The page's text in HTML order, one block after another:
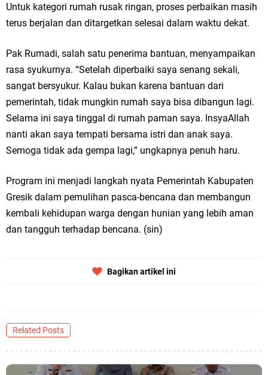
Aspirasi Petani dan Warga
Hari Jadi Pertama PHIGMA: Advokat dan LBH Perkuat Soliditas di
Jakarta
Pemdes Cibanteng Salurkan PMT: Cegah Stunting, Perkuat Gizi Balita
dan Ibu Hamil Narasi
Zakat Produktif Dorong Kemandirian UMKM, LAZISNU Kedamean Bantu
Kembangkan Warung Bu Wiwik
Karang Taruna Gresik Perkuat Ekonomi Lewat Pemanfaatan Gedung C
Islamic Center
Jajanan Jadul di Ecopark Randuagung
Qurban dari Bupati & Kepala DPMPTSP Gresik
Untuk kategori rumah rusak ringan, proses perbaikan masih
terus berjalan dan ditargetkan selesai dalam waktu dekat.
Pak Rumadi, salah satu penerima bantuan, menyampaikan
rasa syukurnya. “Setelah diperbaiki saya senang sekali,
sangat bersyukur. Kalau bukan karena bantuan dari
pemerintah, tidak mungkin rumah saya bisa dibangun lagi.
Selama ini saya tinggal di rumah paman saya. InsyaAllah
nanti akan saya tempati bersama istri dan anak saya.
Semoga tidak ada gempa lagi,” ungkapnya penuh haru.
Program ini menjadi langkah nyata Pemerintah Kabupaten
Gresik dalam pemulihan pasca-bencana dan membangun
kembali kehidupan warga dengan hunian yang lebih aman
dan tangguh terhadap bencana. (sin)
Bagikan artikel ini
Related Posts